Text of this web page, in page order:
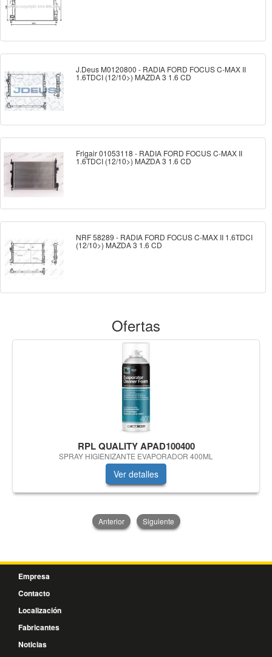
J.Deus M0120800 - RADIA FORD FOCUS C-MAX II
1.6TDCI (12/10>) MAZDA 3 1.6 CD
Frigair 01053118 - RADIA FORD FOCUS C-MAX II
1.6TDCI (12/10>) MAZDA 3 1.6 CD
NRF 58289 - RADIA FORD FOCUS C-MAX II 1.6TDCI
(12/10>) MAZDA 3 1.6 CD
Ofertas
RPL QUALITY APAD100400
SPRAY HIGIENIZANTE EVAPORADOR 400ML
Ver detalles
Anterior Siguiente
Empresa
Contacto
Localización
Fabricantes
Noticias